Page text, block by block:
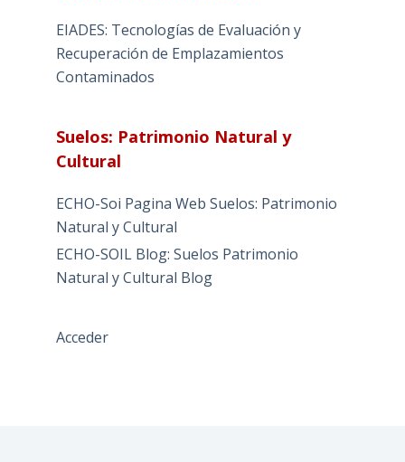
EIADES: Tecnologías de Evaluación y
Recuperación de Emplazamientos
Contaminados
Suelos: Patrimonio Natural y
Cultural
ECHO-Soi Pagina Web Suelos: Patrimonio
Natural y Cultural
ECHO-SOIL Blog: Suelos Patrimonio
Natural y Cultural Blog
Acceder